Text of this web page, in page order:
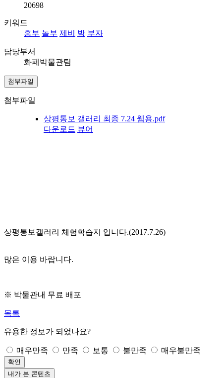
20698
키워드
흥부 놀부 제비 박 부자
담당부서
화폐박물관팀
첨부파일
첨부파일
상평통보 갤러리 최종 7.24 웹용.pdf
다운로드 뷰어
상평통보갤러리 체험학습지 입니다.(2017.7.26)
많은 이용 바랍니다.
※ 박물관내 무료 배포
목록
유용한 정보가 되었나요?
매우만족 만족 보통 불만족 매우불만족
확인
내가 본 콘텐츠